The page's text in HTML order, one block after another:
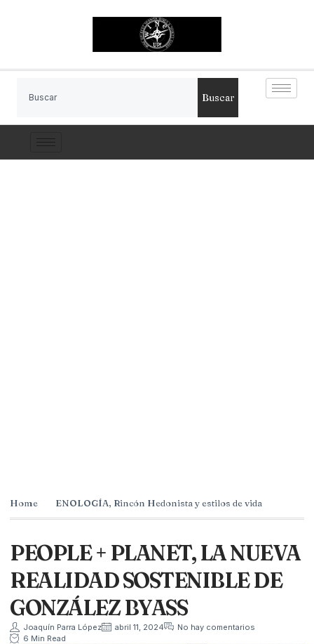
Buscar
Home ENOLOGÍA, Rincón Hedonista y estilos de vida
PEOPLE + PLANET, LA NUEVA
REALIDAD SOSTENIBLE DE
GONZÁLEZ BYASS
Joaquín Parra López abril 11, 2024
No hay comentarios
6 Min Read